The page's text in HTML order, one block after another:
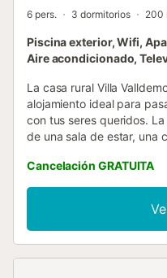
6 pers. 3 dormitorios 200
Piscina exterior, Wifi,
Aire acondicionado,
La casa rural Villa
alojamiento ideal para
con tus seres queridos.
de una sala de estar, una
personas. Los servicios
televisión, ventilador y
una trona disponibles.
alojamiento no ofrece:
vacaciones cuenta con
Cancelación GRATUITA